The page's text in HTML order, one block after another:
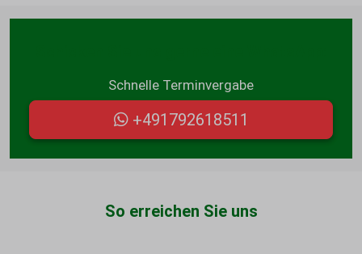
Schnelle Terminvergabe
+491792618511
So erreichen Sie uns